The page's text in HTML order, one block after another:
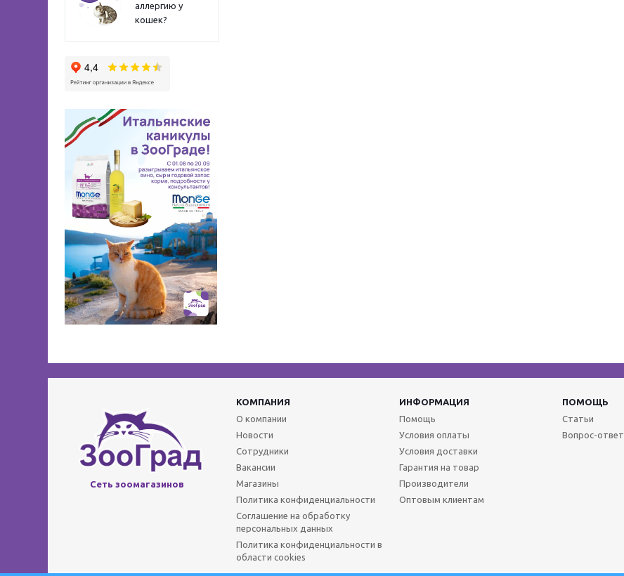
аллергию у
кошек?
Сеть зоомагазинов
КОМПАНИЯ ИНФОРМАЦИЯ
ПОМОЩЬ
О компании
Новости
Сотрудники
Вакансии
Магазины
Политика конфиденциальности
Соглашение на обработку
персональных данных
Политика конфиденциальности в
области cookies
Помощь
Условия оплаты
Условия доставки
Гарантия на товар
Производители
Оптовым клиентам
Статьи
Вопрос-ответ